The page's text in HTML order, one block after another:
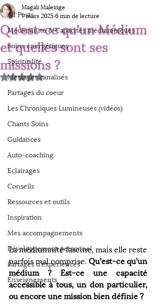
All Posts
Médiumnité & Capacités médiumniques
Soins énergétiques
Spiritualité
Messages canalisés
Partages du coeur
Les Chroniques Lumineuses (vidéos)
Chants Soins
Guidances
Auto-coaching
Eclairages
Conseils
Ressources et outils
Inspiration
Mes accompagnements
Développement personnel
Partages d'expériences
Enseignements
Qu'est-ce qu'un Médium
et quelles sont ses
missions ?
Magali Maleinge
7 mars 2025 6 min de lecture
Noté NaN étoiles sur 5.
La médiumnité fascine, mais elle reste
parfois mal comprise. Qu’est-ce qu’un
médium ?
Est-ce une capacité
accessible à tous, un don particulier,
ou encore une mission bien définie ?